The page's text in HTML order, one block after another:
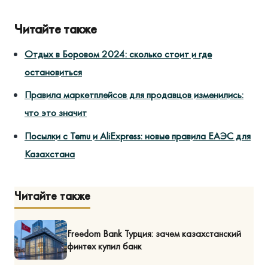
Читайте также
Отдых в Боровом 2024: сколько стоит и где
остановиться
Правила маркетплейсов для продавцов изменились:
что это значит
Посылки с Temu и AliExpress: новые правила ЕАЭС для
Казахстана
Читайте также
Freedom Bank Турция: зачем казахстанский
финтех купил банк